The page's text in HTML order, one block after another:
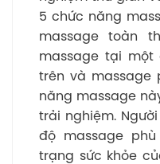
5 chức năng
massage toàn
massage tại một
trên và massage
năng massage
trải nghiệm.
độ massage
trạng sức khỏe